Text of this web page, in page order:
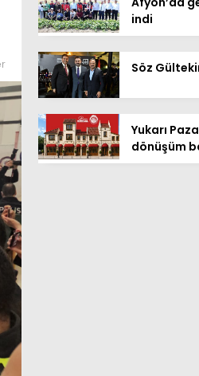
indi
Söz
Yukarı
dönüşüm